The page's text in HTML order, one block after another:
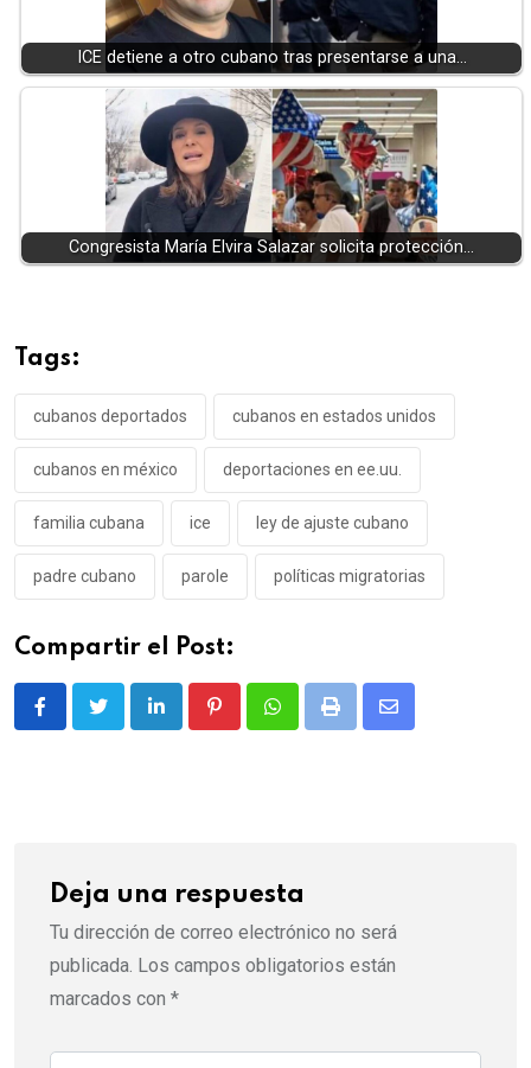
ICE detiene a otro cubano tras presentarse a una…
Congresista María Elvira Salazar solicita protección…
Tags:
cubanos deportados cubanos en estados unidos
cubanos en méxico deportaciones en ee.uu.
familia cubana ice ley de ajuste cubano
padre cubano parole políticas migratorias
Compartir el Post:
LinkedIn PinterestWhatsappPrint
Share
Deja una respuesta
Tu dirección de correo electrónico no será
publicada. Los campos obligatorios están
marcados con *